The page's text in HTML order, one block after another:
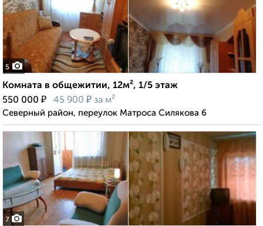
5
Комната в общежитии, 12м², 1/5 этаж
550 000 ₽ 45 900 ₽ за м²
Северный район, переулок Матроса Силякова 6
7